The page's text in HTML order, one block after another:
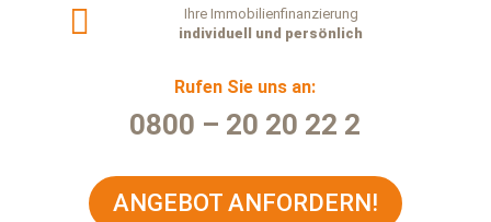

Ihre Immobilienfinanzierung
individuell und persönlich
Rufen Sie uns an:
0800 – 20 20 22 2
ANGEBOT ANFORDERN!